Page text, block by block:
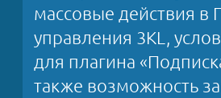
массовые действия в
управления 3KL,
для плагина
также возможность